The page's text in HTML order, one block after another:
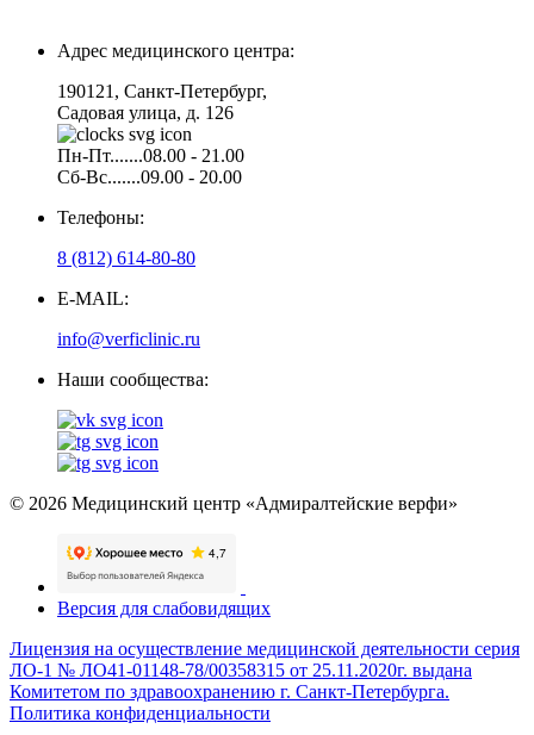
Адрес медицинского центра:
190121, Санкт-Петербург,
Садовая улица, д. 126
Пн-Пт.......08.00 - 21.00
Сб-Вс.......09.00 - 20.00
Телефоны:
8 (812) 614-80-80
E-MAIL:
info@verficlinic.ru
Наши сообщества:
© 2026 Медицинский центр «Адмиралтейские верфи»
Версия для слабовидящих
Лицензия на осуществление медицинской деятельности серия
ЛО-1 № ЛО41-01148-78/00358315 от 25.11.2020г. выдана
Комитетом по здравоохранению г. Санкт-Петербурга.
Политика конфиденциальности